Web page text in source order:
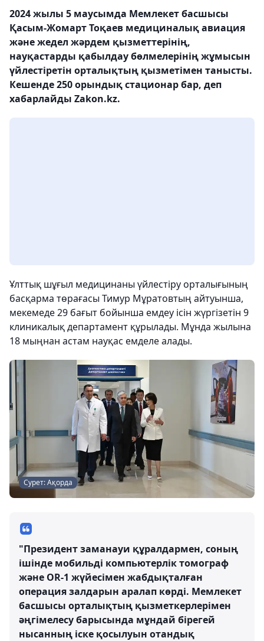
2024 жылы 5 маусымда Мемлекет басшысы
Қасым-Жомарт Тоқаев медициналық авиация
және жедел жәрдем қызметтерінің,
науқастарды қабылдау бөлмелерінің жұмысын
үйлестіретін орталықтың қызметімен танысты.
Кешенде 250 орындық стационар бар, деп
хабарлайды Zakon.kz.
Ұлттық шұғыл медицинаны үйлестіру орталығының
басқарма төрағасы Тимур Мұратовтың айтуынша,
мекемеде 29 бағыт бойынша емдеу ісін жүргізетін 9
клиникалық департамент құрылады. Мұнда жылына
18 мыңнан астам науқас емделе алады.
Сурет: Ақорда
"Президент заманауи құралдармен, соның
ішінде мобильді компьютерлік томограф
және OR-1 жүйесімен жабдықталған
операция залдарын аралап көрді. Мемлекет
басшысы орталықтың қызметкерлерімен
әңгімелесу барысында мұндай бірегей
нысанның іске қосылуын отандық